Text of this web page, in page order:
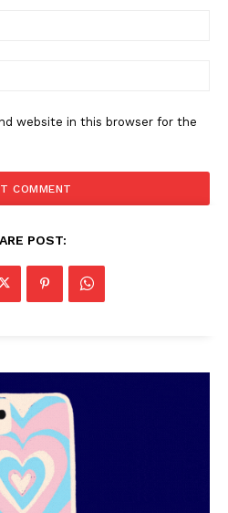
website in this browser for the
POST: